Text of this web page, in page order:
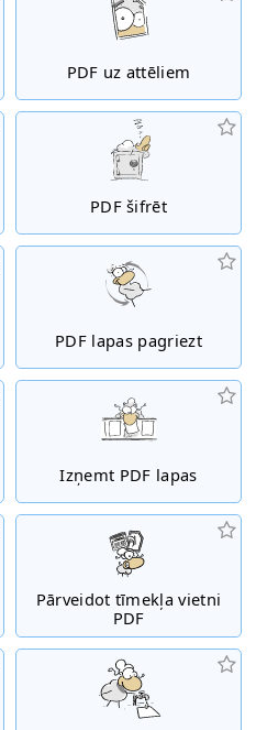
PDF uz attēliem
PDF šifrēt
PDF lapas pagriezt
Izņemt PDF lapas
Pārveidot tīmekļa vietni
PDF